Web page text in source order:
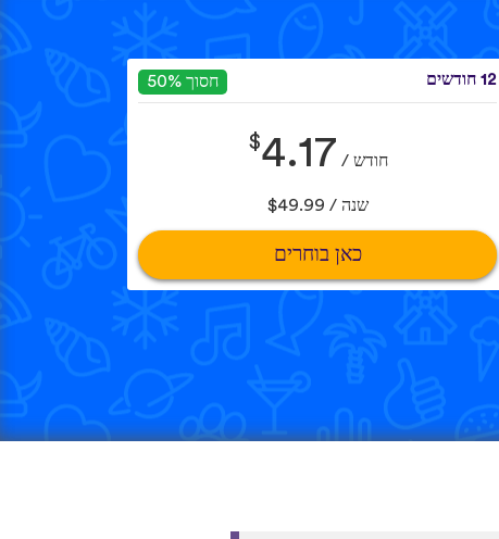
12 חודשים חסוך 50%
חודש /
$4.17
שנה / $49.99
כאן בוחרים